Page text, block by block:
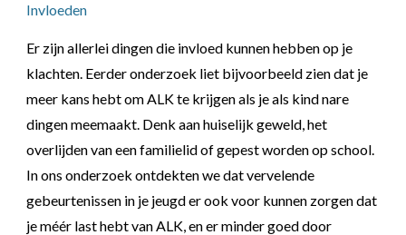
Invloeden
Er zijn allerlei dingen die invloed kunnen hebben op je
klachten. Eerder onderzoek liet bijvoorbeeld zien dat je
meer kans hebt om ALK te krijgen als je als kind nare
dingen meemaakt. Denk aan huiselijk geweld, het
overlijden van een familielid of gepest worden op school.
In ons onderzoek ontdekten we dat vervelende
gebeurtenissen in je jeugd er ook voor kunnen zorgen dat
je méér last hebt van ALK, en er minder goed door